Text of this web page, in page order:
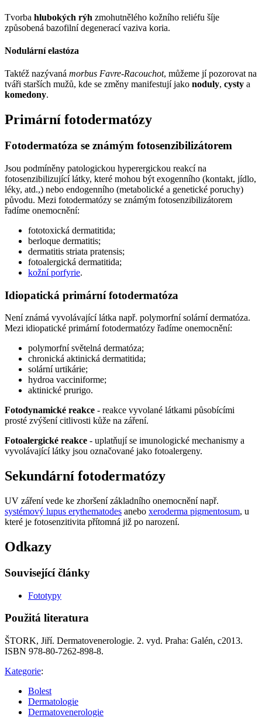
Tvorba hlubokých rýh zmohutnělého kožního reliéfu šíje
způsobená bazofilní degenerací vaziva koria.
Nodulární elastóza
Taktéž nazývaná morbus Favre-Racouchot, můžeme jí pozorovat na
tváři starších mužů, kde se změny manifestují jako noduly, cysty a
komedony.
Primární fotodermatózy
Fotodermatóza se známým fotosenzibilizátorem
Jsou podmíněny patologickou hyperergickou reakcí na
fotosenzibilizující látky, které mohou být exogenního (kontakt, jídlo,
léky, atd.,) nebo endogenního (metabolické a genetické poruchy)
původu. Mezi fotodermatózy se známým fotosenzibilizátorem
řadíme onemocnění:
fototoxická dermatitida;
berloque dermatitis;
dermatitis striata pratensis;
fotoalergická dermatitida;
kožní porfyrie.
Idiopatická primární fotodermatóza
Není známá vyvolávající látka např. polymorfní solární dermatóza.
Mezi idiopatické primární fotodermatózy řadíme onemocnění:
polymorfní světelná dermatóza;
chronická aktinická dermatitida;
solární urtikárie;
hydroa vacciniforme;
aktinické prurigo.
Fotodynamické reakce - reakce vyvolané látkami působícími
prosté zvýšení citlivosti kůže na záření.
Fotoalergické reakce - uplatňují se imunologické mechanismy a
vyvolávající látky jsou označované jako fotoalergeny.
Sekundární fotodermatózy
UV záření vede ke zhoršení základního onemocnění např.
systémový lupus erythematodes anebo xeroderma pigmentosum, u
které je fotosenzitivita přítomná již po narození.
Odkazy
Související články
Fototypy
Použitá literatura
ŠTORK, Jiří. Dermatovenerologie. 2. vyd. Praha: Galén, c2013.
ISBN 978-80-7262-898-8.
Kategorie:
Bolest
Dermatologie
Dermatovenerologie